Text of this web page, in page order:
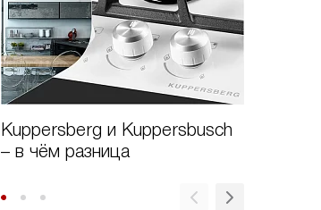
Kuppersberg и Kuppersbusch
– в чём разница